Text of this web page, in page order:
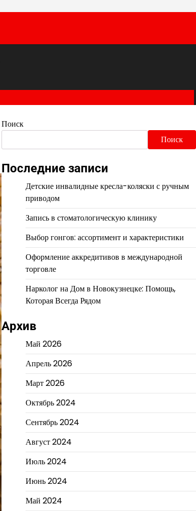
Поиск
Поиск
Последние записи
Детские инвалидные кресла-коляски с ручным
приводом
Запись в стоматологическую клинику
Выбор гонгов: ассортимент и характеристики
Оформление аккредитивов в международной
торговле
Нарколог на Дом в Новокузнецке: Помощь,
Которая Всегда Рядом
Архив
Май 2026
Апрель 2026
Март 2026
Октябрь 2024
Сентябрь 2024
Август 2024
Июль 2024
Июнь 2024
Май 2024